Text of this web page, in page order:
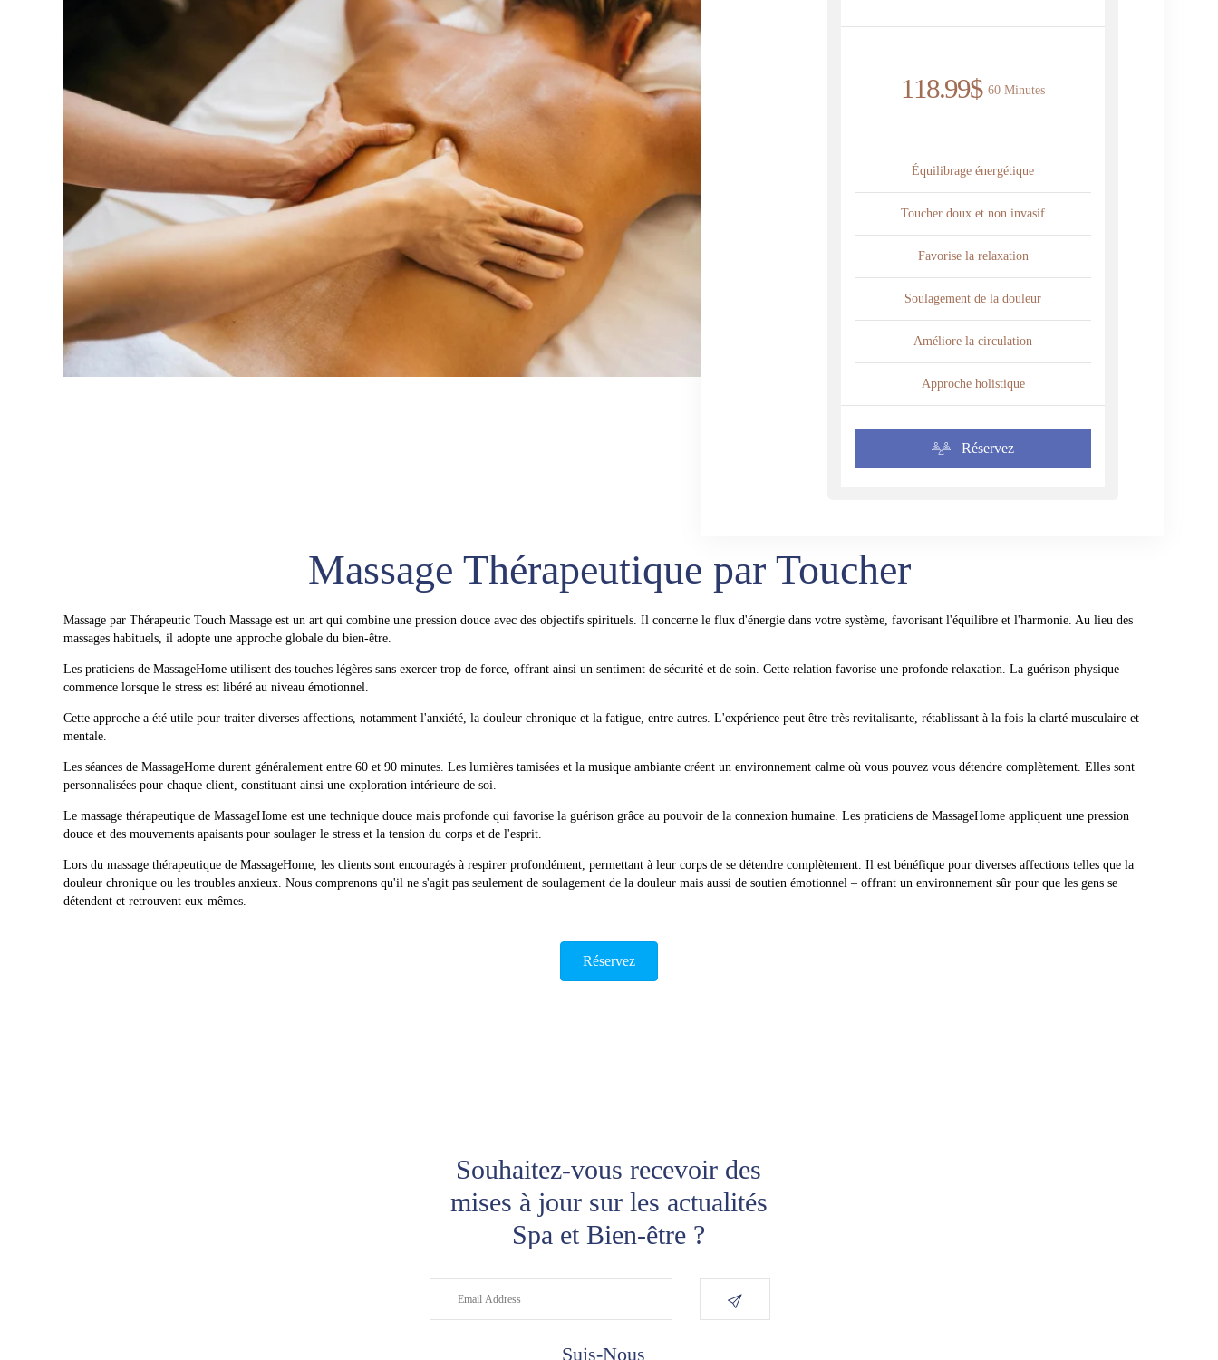
118.99$60 Minutes
Équilibrage énergétique
Toucher doux et non invasif
Favorise la relaxation
Soulagement de la douleur
Améliore la circulation
Approche holistique
Réservez
Massage Thérapeutique par Toucher
Massage par Thérapeutic Touch Massage est un art qui combine une pression douce avec des objectifs spirituels. Il concerne le flux d'énergie dans votre système, favorisant l'équilibre et l'harmonie. Au lieu des
massages habituels, il adopte une approche globale du bien-être.
Les praticiens de MassageHome utilisent des touches légères sans exercer trop de force, offrant ainsi un sentiment de sécurité et de soin. Cette relation favorise une profonde relaxation. La guérison physique
commence lorsque le stress est libéré au niveau émotionnel.
Cette approche a été utile pour traiter diverses affections, notamment l'anxiété, la douleur chronique et la fatigue, entre autres. L'expérience peut être très revitalisante, rétablissant à la fois la clarté musculaire et
mentale.
Les séances de MassageHome durent généralement entre 60 et 90 minutes. Les lumières tamisées et la musique ambiante créent un environnement calme où vous pouvez vous détendre complètement. Elles sont
personnalisées pour chaque client, constituant ainsi une exploration intérieure de soi.
Le massage thérapeutique de MassageHome est une technique douce mais profonde qui favorise la guérison grâce au pouvoir de la connexion humaine. Les praticiens de MassageHome appliquent une pression
douce et des mouvements apaisants pour soulager le stress et la tension du corps et de l'esprit.
Lors du massage thérapeutique de MassageHome, les clients sont encouragés à respirer profondément, permettant à leur corps de se détendre complètement. Il est bénéfique pour diverses affections telles que la
douleur chronique ou les troubles anxieux. Nous comprenons qu'il ne s'agit pas seulement de soulagement de la douleur mais aussi de soutien émotionnel – offrant un environnement sûr pour que les gens se
détendent et retrouvent eux-mêmes.
Réservez
Souhaitez-vous recevoir des
mises à jour sur les actualités
Spa et Bien-être ?
Suis-Nous